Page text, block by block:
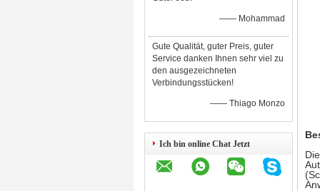
—— Mohammad
Gute Qualität, guter Preis, guter
Service danken Ihnen sehr viel zu
den ausgezeichneten
Verbindungsstücken!
—— Thiago Monzo
Ich bin online Chat Jetzt